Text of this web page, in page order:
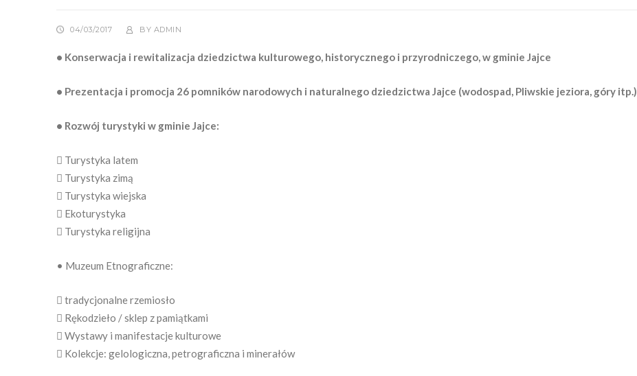
04/03/2017 BY ADMIN
• Konserwacja i rewitalizacja dziedzictwa kulturowego, historycznego i przyrodniczego, w gminie Jajce
• Prezentacja i promocja 26 pomników narodowych i naturalnego dziedzictwa Jajce (wodospad, Pliwskie jeziora, góry itp.)
• Rozwój turystyki w gminie Jajce:
 Turystyka latem
 Turystyka zimą
 Turystyka wiejska
 Ekoturystyka
 Turystyka religijna
• Muzeum Etnograficzne:
 tradycjonalne rzemiosło
 Rękodzieło / sklep z pamiątkami
 Wystawy i manifestacje kulturowe
 Kolekcje: gelologiczna, petrograficzna i minerałów